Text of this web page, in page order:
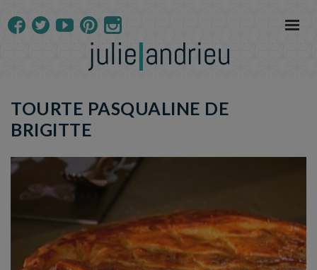
TOURTE PASQUALINE DE
BRIGITTE